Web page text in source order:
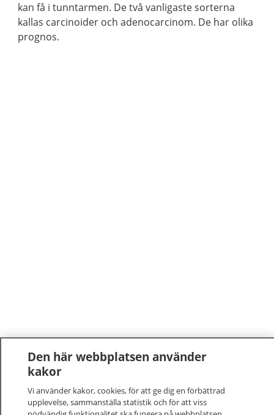
kan få i tunntarmen. De två vanligaste sorterna
kallas carcinoider och adenocarcinom. De har olika
prognos.
Den här webbplatsen använder
kakor
Vi använder kakor, cookies, för att ge dig en förbättrad
upplevelse, sammanställa statistik och för att viss